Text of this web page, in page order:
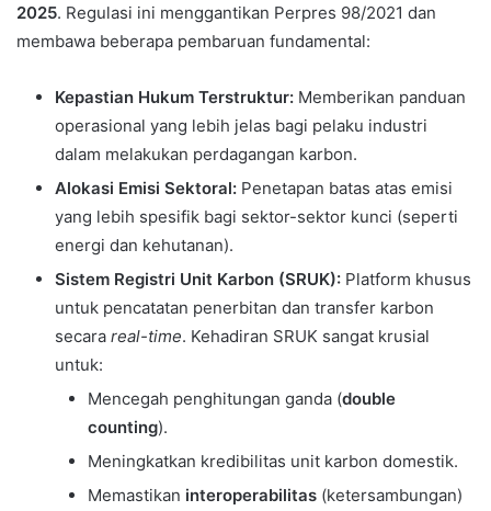
2025. Regulasi ini menggantikan Perpres 98/2021 dan
membawa beberapa pembaruan fundamental:
Kepastian Hukum Terstruktur: Memberikan panduan
operasional yang lebih jelas bagi pelaku industri
dalam melakukan perdagangan karbon.
Alokasi Emisi Sektoral: Penetapan batas atas emisi
yang lebih spesifik bagi sektor-sektor kunci (seperti
energi dan kehutanan).
Sistem Registri Unit Karbon (SRUK): Platform khusus
untuk pencatatan penerbitan dan transfer karbon
secara real-time. Kehadiran SRUK sangat krusial
untuk:
Mencegah penghitungan ganda (double
counting).
Meningkatkan kredibilitas unit karbon domestik.
Memastikan interoperabilitas (ketersambungan)